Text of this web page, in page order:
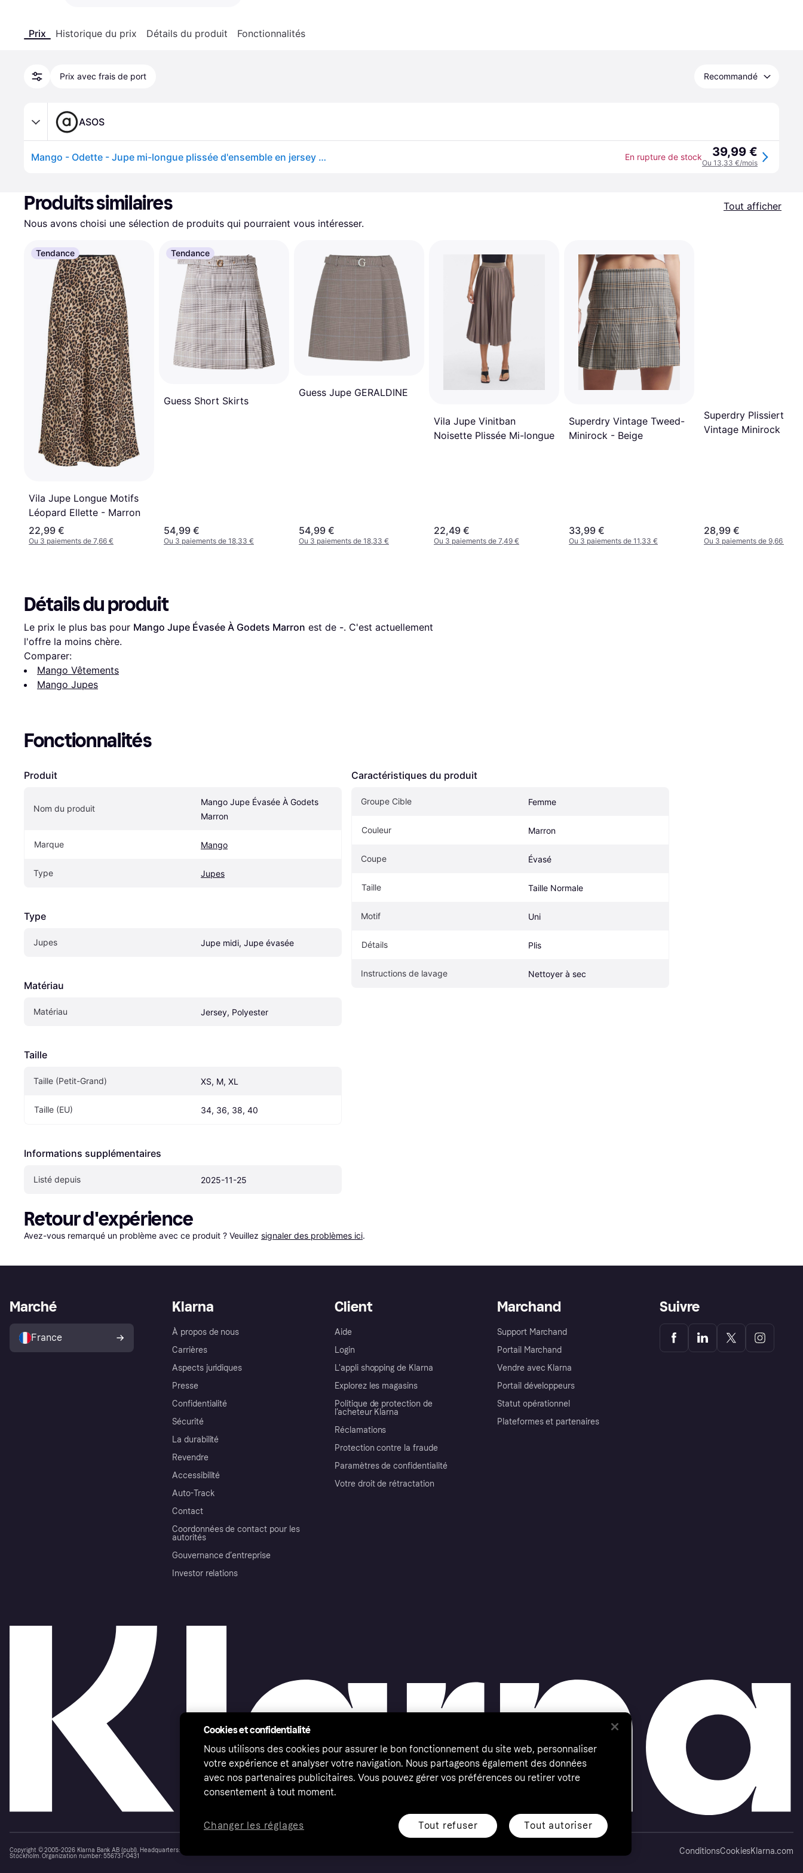
Prix Historique du prix Détails du produit Fonctionnalités
Prix avec frais de port Recommandé
ASOS
Mango - Odette - Jupe mi-longue plissée d'ensemble en jersey - Marron-Brown En rupture de stock 39,99 €
Ou 13,33 €/mois
Produits similaires
Tout afficher
Nous avons choisi une sélection de produits qui pourraient vous intéresser.
Tendance
Vila Jupe Longue Motifs
Léopard Ellette - Marron
22,99 €
Ou 3 paiements de 7,66 €
Tendance
Guess Short Skirts
54,99 €
Ou 3 paiements de 18,33 €
Guess Jupe GERALDINE
54,99 €
Ou 3 paiements de 18,33 €
Vila Jupe Vinitban
Noisette Plissée Mi-longue
22,49 €
Ou 3 paiements de 7,49 €
Superdry Vintage Tweed-
Minirock - Beige
33,99 €
Ou 3 paiements de 11,33 €
Superdry Plissierter
Vintage Minirock -
28,99 €
Ou 3 paiements de 9,66 €
Détails du produit
Le prix le plus bas pour Mango Jupe Évasée À Godets Marron est de -. C'est actuellement
l'offre la moins chère.
Comparer:
Mango Vêtements
Mango Jupes
Fonctionnalités
Produit
Nom du produit
Mango Jupe Évasée À Godets
Marron
Marque Mango
Type Jupes
Type
Jupes Jupe midi, Jupe évasée
Matériau
Matériau Jersey, Polyester
Taille
Taille (Petit-Grand) XS, M, XL
Taille (EU) 34, 36, 38, 40
Informations supplémentaires
Listé depuis 2025-11-25
Caractéristiques du produit
Groupe Cible Femme
Couleur Marron
Coupe Évasé
Taille Taille Normale
Motif Uni
Détails Plis
Instructions de lavage Nettoyer à sec
Retour d'expérience
Avez-vous remarqué un problème avec ce produit ? Veuillez signaler des problèmes ici.
Klarna
À propos de nous
Carrières
Aspects juridiques
Presse
Confidentialité
Sécurité
La durabilité
Revendre
Accessibilité
Auto-Track
Contact
Coordonnées de contact pour les
autorités
Gouvernance d’entreprise
Investor relations
Client
Aide
Login
L'appli shopping de Klarna
Explorez les magasins
Politique de protection de
l’acheteur Klarna
Réclamations
Protection contre la fraude
Paramètres de confidentialité
Votre droit de rétractation
Marchand
Support Marchand
Portail Marchand
Vendre avec Klarna
Portail développeurs
Statut opérationnel
Plateformes et partenaires
Marché
France
Suivre
Copyright © 2005-2026 Klarna Bank AB (publ). Headquarters: Stockholm, Sweden. All rights reserved. Klarna Bank AB (publ). Sveavägen 46, 111 34
Stockholm. Organization number: 556737-0431
ConditionsCookiesKlarna.com
Cookies et confidentialité
Nous utilisons des cookies pour assurer le bon fonctionnement du site web, personnaliser
votre expérience et analyser votre navigation. Nous partageons également des données
avec nos partenaires publicitaires. Vous pouvez gérer vos préférences ou retirer votre
consentement à tout moment.
Tout refuser Tout autoriser
Changer les réglages